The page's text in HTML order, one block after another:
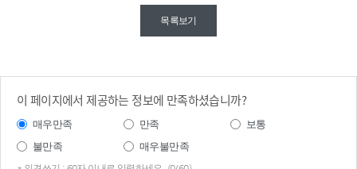
목록보기
이 페이지에서 제공하는 정보에 만족하셨습니까?
매우만족 만족
보통
불만족
매우불만족